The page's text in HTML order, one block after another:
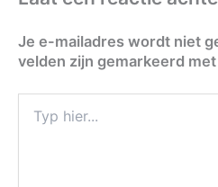
Je e-mailadres wordt niet
velden zijn gemarkeerd met
hier...